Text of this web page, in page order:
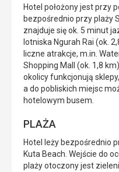
Hotel położony jest przy
bezpośrednio przy plaży
znajduje się ok. 5 minut
lotniska Ngurah Rai (ok.
liczne atrakcje, m.in.
Shopping Mall (ok. 1,8
okolicy funkcjonują
a do pobliskich miejsc
hotelowym busem.
PLAŻA
Hotel leży bezpośrednio
Kuta Beach. Wejście do
plaży otoczony jest